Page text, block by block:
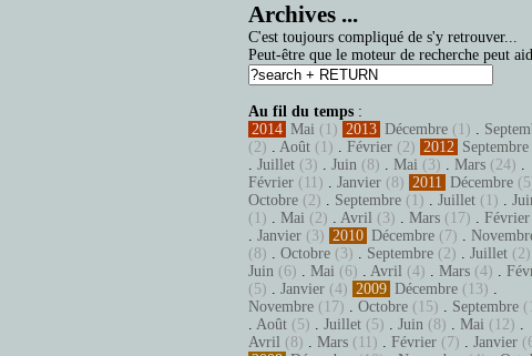
Archives ...
C'est toujours compliqué de s'y retrouver...
Peut-être que le moteur de recherche peut
Au fil du temps :
2014 Mai (1) 2013 Décembre (1) .
(2) . Août (1) . Février (2) 2012 Septembre
. Juillet (3) . Juin (8) . Mai (3) . Mars (24) .
Février (11) . Janvier (8) 2011 Décembre
Octobre (2) . Septembre (1) . Juillet (1) .
(1) . Mai (2) . Avril (3) . Mars (17) . Février
. Janvier (3) 2010 Décembre (7) .
(8) . Octobre (3) . Septembre (2) . Juillet (2)
Juin (6) . Mai (6) . Avril (4) . Mars (4) .
(5) . Janvier (4) 2009 Décembre (13) .
Novembre (17) . Octobre (15) . Septembre
. Août (5) . Juillet (5) . Juin (8) . Mai (12) .
Avril (8) . Mars (11) . Février (7) . Janvier